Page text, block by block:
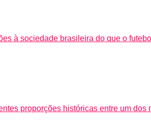
à sociedade brasileira do que o
proporções históricas entre um